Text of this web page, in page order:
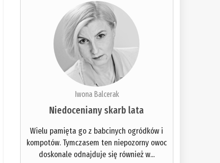
Iwona Balcerak
Niedoceniany skarb lata
Wielu pamięta go z babcinych ogródków i
kompotów. Tymczasem ten niepozorny owoc
doskonale odnajduje się również w...